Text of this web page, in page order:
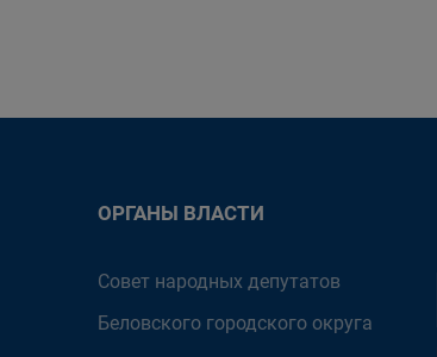
ОРГАНЫ ВЛАСТИ
Совет народных депутатов
Беловского городского округа